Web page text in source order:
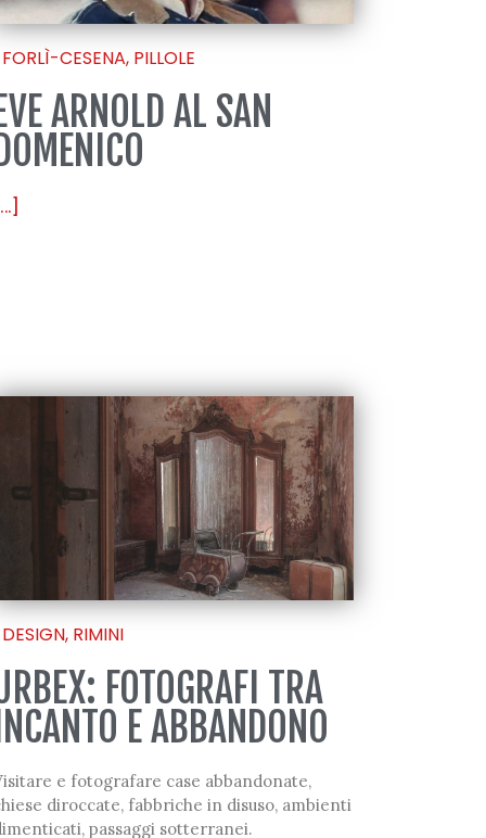
FORLÌ-CESENA, PILLOLE
ARNOLD AL SAN
DESIGN, RIMINI
FOTOGRAFI TRA
E ABBANDONO
e fotografare case abbandonate,
diroccate, fabbriche in disuso, ambienti
passaggi sotterranei.